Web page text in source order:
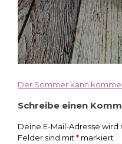
Der Sommer kann
Schreibe einen
Deine E-Mail-Adresse wird
Felder sind mit * markiert